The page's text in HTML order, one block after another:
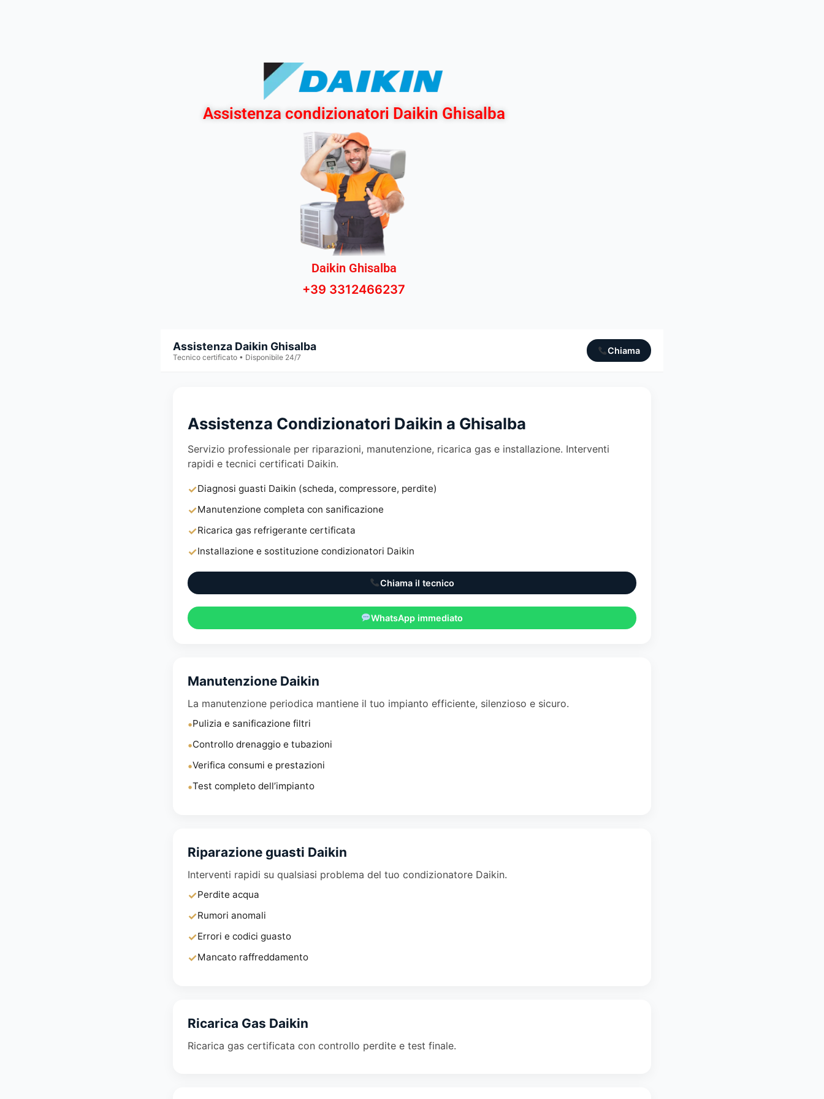
Assistenza condizionatori Daikin Ghisalba
Daikin Ghisalba
+39 3312466237
Assistenza Daikin Ghisalba
Tecnico certificato • Disponibile 24/7
Chiama
Assistenza Condizionatori Daikin a Ghisalba
Servizio professionale per riparazioni, manutenzione, ricarica gas e installazione. Interventi
rapidi e tecnici certificati Daikin.
✓Diagnosi guasti Daikin (scheda, compressore, perdite)
✓Manutenzione completa con sanificazione
✓Ricarica gas refrigerante certificata
✓Installazione e sostituzione condizionatori Daikin
Chiama il tecnico
WhatsApp immediato
Manutenzione Daikin
La manutenzione periodica mantiene il tuo impianto efficiente, silenzioso e sicuro.
•Pulizia e sanificazione filtri
•Controllo drenaggio e tubazioni
•Verifica consumi e prestazioni
•Test completo dell’impianto
Riparazione guasti Daikin
Interventi rapidi su qualsiasi problema del tuo condizionatore Daikin.
✓Perdite acqua
✓Rumori anomali
✓Errori e codici guasto
✓Mancato raffreddamento
Ricarica Gas Daikin
Ricarica gas certificata con controllo perdite e test finale.